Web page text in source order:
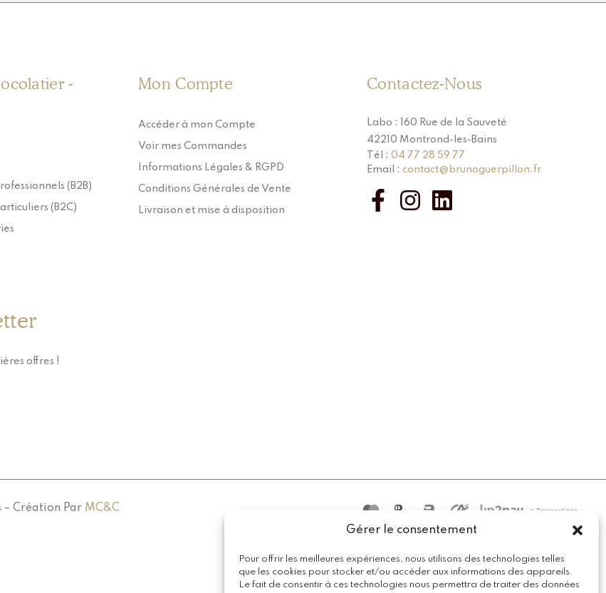
Gérer le consentement
Pour offrir les meilleures expériences, nous utilisons des technologies telles
que les cookies pour stocker et/ou accéder aux informations des appareils.
Le fait de consentir à ces technologies nous permettra de traiter des données
-
(B2B)
(B2C)
Mon Compte
Accéder à mon Compte
Voir mes Commandes
Informations Légales & RGPD
Conditions Générales de Vente
Livraison et mise à disposition
Contactez-Nous
Labo : 160 Rue de la Sauveté
42210 Montrond-les-Bains
Tél : 04 77 28 59 77
Email : contact@brunoguerpillon.fr
offres !
– Création Par MC&C